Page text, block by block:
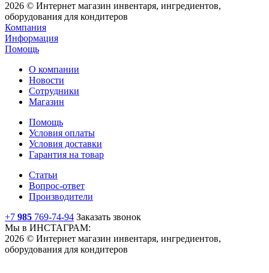
2026 © Интернет магазин инвентаря, ингредиентов,
оборудования для кондитеров
Компания
Информация
Помощь
О компании
Новости
Сотрудники
Магазин
Помощь
Условия оплаты
Условия доставки
Гарантия на товар
Статьи
Вопрос-ответ
Производители
+7 985 769-74-94 Заказать звонок
Мы в ИНСТАГРАМ:
2026 © Интернет магазин инвентаря, ингредиентов,
оборудования для кондитеров